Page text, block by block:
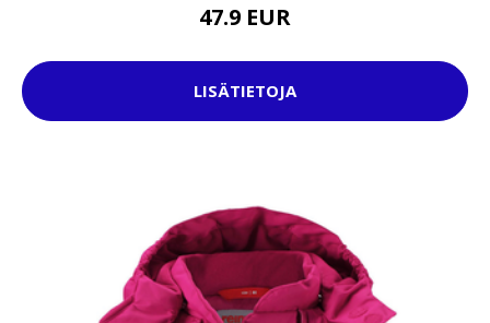
47.9 EUR
LISÄTIETOJA